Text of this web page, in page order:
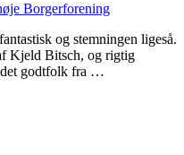
Borgerforening
og stemningen ligeså.
Kjeld Bitsch, og rigtig
godtfolk fra …